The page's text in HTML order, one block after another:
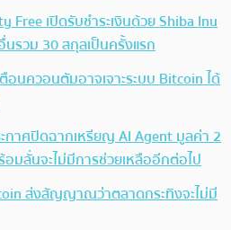
Free เปิดรับชำระเงินด้วย Shiba Inu
นรวม 30 สกุลเป็นครั้งแรก
อนควอนตัมอาจเจาะระบบ Bitcoin ได้
าศปิดฉากเหรียญ AI Agent มูลค่า 2
มลั่นจะไม่มีการช่วยเหลืออีกต่อไป
ส่งสัญญาณว่าตลาดกระทิงจะไม่มี